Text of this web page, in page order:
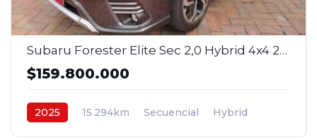
Subaru Forester Elite Sec 2,0 Hybrid 4x4 2025
$159.800.000
2025 15.294km Secuencial
Hybrid